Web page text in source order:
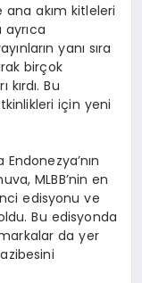
ana akım kitleleri
yanı sıra
birçok
Bu
için yeni
MLBB’nin en
edisyonu ve
Bu edisyonda
da yer